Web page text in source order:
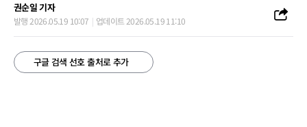
권순일 기자
발행 2026.05.19 10:07 업데이트 2026.05.19 11:10
구글 검색 선호 출처로 추가